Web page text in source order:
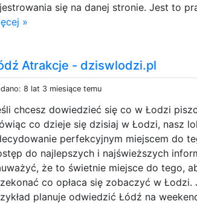
się na danej stronie. Jest to
»
Atrakcje - dziswlodzi.pl
8 lat 3 miesiące temu
chcesz dowiedzieć się co w Łodzi
co dzieje się dzisiaj w Łodzi, nasz
perfekcyjnym miejscem do
do najlepszych i najświeższych
że to świetnie miejsce do tego,
co opłaca się zobaczyć w Łodzi.
planuje odwiedzić Łódź na